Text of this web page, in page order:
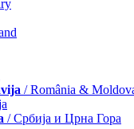
/ România &
/ Србија и Црна Гора